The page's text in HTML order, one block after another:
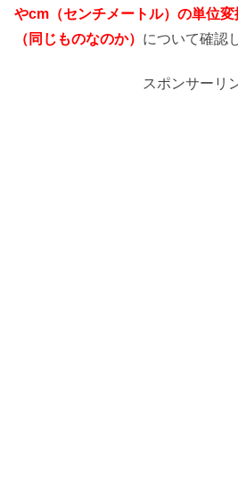
やcm（センチメートル） の単位変
（同じものなのか） について確認
スポンサーリ